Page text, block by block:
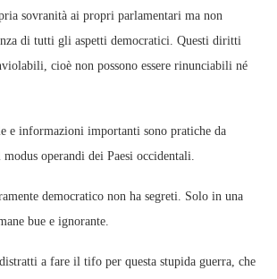
sovranità ai propri parlamentari ma non
di tutti gli aspetti democratici. Questi diritti
cioè non possono essere rinunciabili né
e informazioni importanti sono pratiche da
operandi dei Paesi occidentali.
democratico non ha segreti. Solo in una
bue e ignorante.
a fare il tifo per questa stupida guerra, che